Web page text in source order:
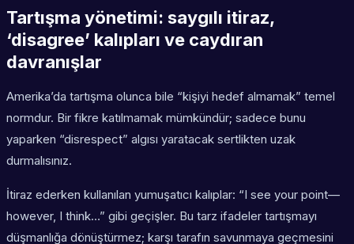
Tartışma yönetimi: saygılı itiraz,
‘disagree’ kalıpları ve caydıran
davranışlar
Amerika’da tartışma olunca bile “kişiyi hedef almamak” temel
normdur. Bir fikre katılmamak mümkündür; sadece bunu
yaparken “disrespect” algısı yaratacak sertlikten uzak
durmalısınız.
İtiraz ederken kullanılan yumuşatıcı kalıplar: “I see your point—
however, I think…” gibi geçişler. Bu tarz ifadeler tartışmayı
düşmanlığa dönüştürmez; karşı tarafın savunmaya geçmesini